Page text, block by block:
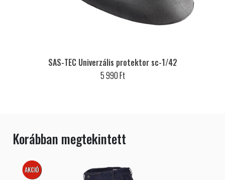
SAS-TEC Univerzális protektor sc-1/42
5 990 Ft
Korábban megtekintett
AKCIÓS